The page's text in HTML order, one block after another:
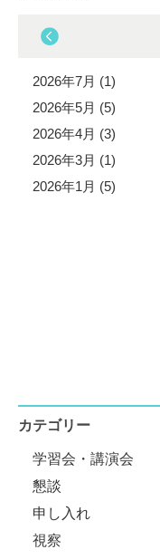
2026年7月 (1)
2026年5月 (5)
2026年4月 (3)
2026年3月 (1)
2026年1月 (5)
カテゴリー
学習会・講演会
懇談
申し入れ
視察